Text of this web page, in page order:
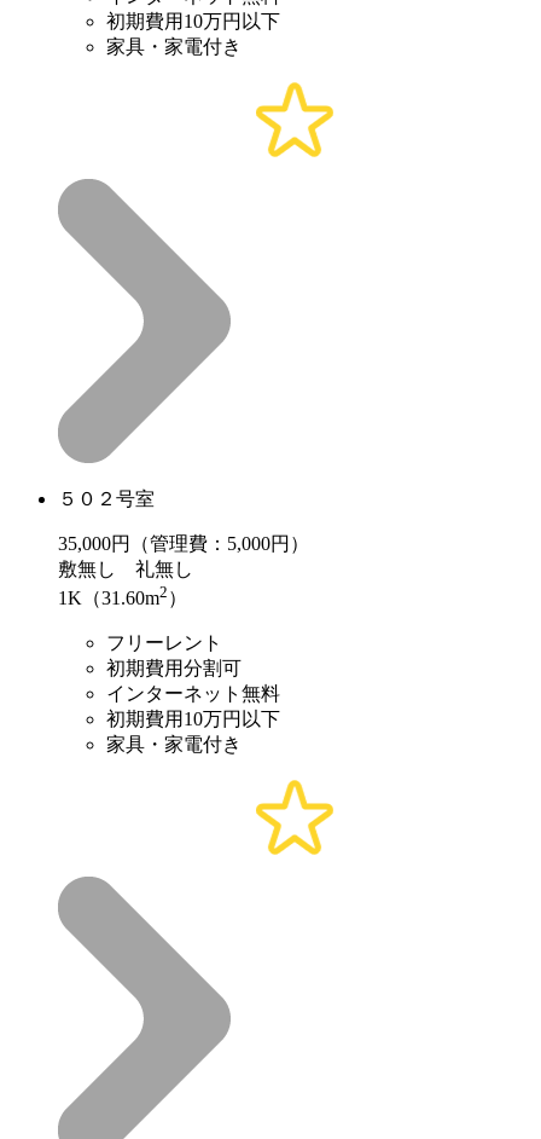
初期費用10万円以下
家具・家電付き
５０２号室
35,000円（管理費：5,000円）
敷無し 礼無し
1K（31.60m2 ）
フリーレント
初期費用分割可
インターネット無料
初期費用10万円以下
家具・家電付き